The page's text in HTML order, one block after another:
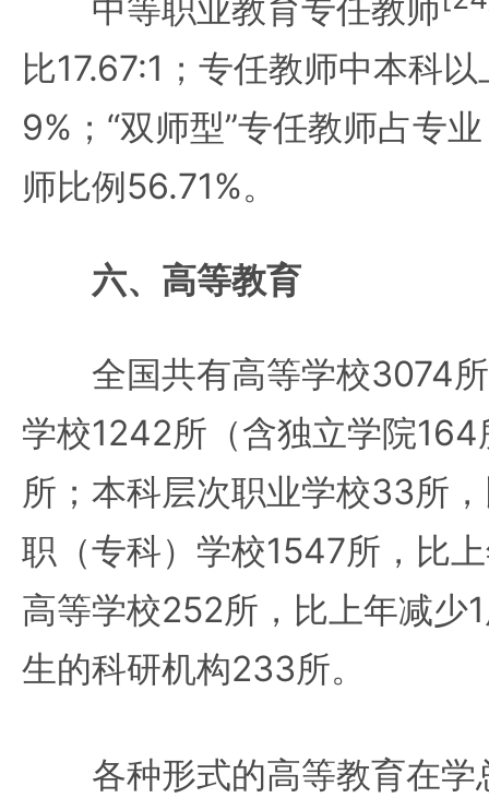
中等职业教育专任教师
比17.67:1；专任教师中本科
9%；“双师型”专任教师占专
师比例56.71%。
六、高等教育
全国共有高等学校3074所
学校1242所（含独立学院
所；本科层次职业学校33所
职（专科）学校1547所，比
高等学校252所，比上年减少
生的科研机构233所。
各种形式的高等教育在学